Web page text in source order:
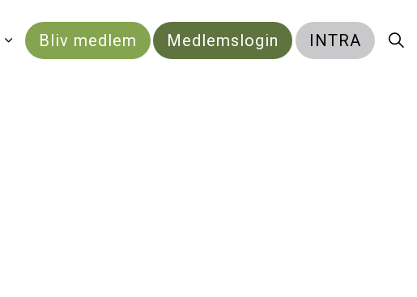
Bliv medlem Medlemslogin INTRA